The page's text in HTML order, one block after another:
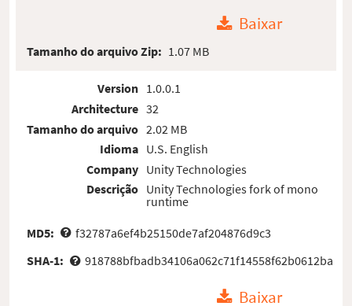
Baixar
Tamanho do arquivo Zip: 1.07 MB
Version
Architecture
Tamanho do arquivo
Idioma
Company
Descrição
1.0.0.1
32
2.02 MB
U.S. English
Unity Technologies
Unity Technologies fork of mono
runtime
MD5:
f32787a6ef4b25150de7af204876d9c3
SHA-1:
918788bfbadb34106a062c71f14558f62b0612ba
Baixar